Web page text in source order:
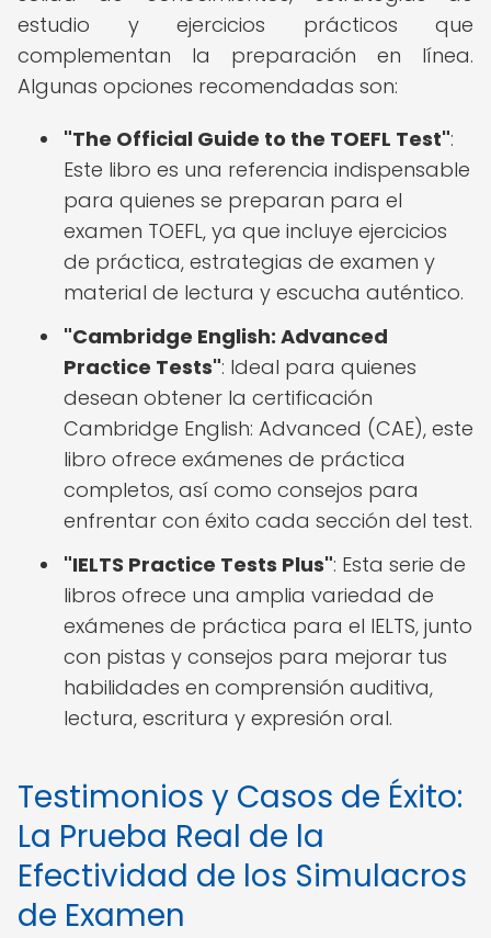
estudio y ejercicios prácticos que
complementan la preparación en línea.
Algunas opciones recomendadas son:
"The Official Guide to the TOEFL Test":
Este libro es una referencia indispensable
para quienes se preparan para el
examen TOEFL, ya que incluye ejercicios
de práctica, estrategias de examen y
material de lectura y escucha auténtico.
"Cambridge English: Advanced
Practice Tests": Ideal para quienes
desean obtener la certificación
Cambridge English: Advanced (CAE), este
libro ofrece exámenes de práctica
completos, así como consejos para
enfrentar con éxito cada sección del test.
"IELTS Practice Tests Plus": Esta serie de
libros ofrece una amplia variedad de
exámenes de práctica para el IELTS, junto
con pistas y consejos para mejorar tus
habilidades en comprensión auditiva,
lectura, escritura y expresión oral.
Testimonios y Casos de Éxito:
La Prueba Real de la
Efectividad de los Simulacros
de Examen